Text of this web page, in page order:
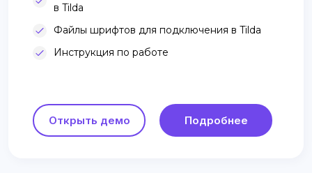
в Tilda
Файлы шрифтов для подключения в Tilda
Инструкция по работе
Открыть демо Подробнее